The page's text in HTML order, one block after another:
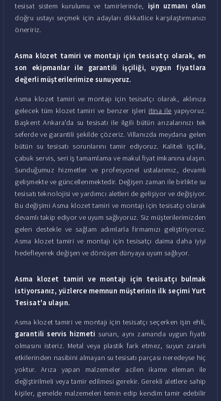
tesisat sistem kurulumu ve tamirlerinde, işin uzmanı olan
doğru ustayı seçmek için adayları dikkatlice karşılaştırmanızı
öneririz.
Asma klozet tamiri ve montajı için tesisatçı olarak, en
son ekipmanlar ile garantili işçiliği, uygun fiyatlara
değerli müşterilerimize sunuyoruz.
Asma klozet tamiri ve montajı için tesisatçı olarak, aklınıza
gelecek tüm klozet tamiri ve benzer işleri itina ile yapıyoruz.
Başkent Ankara'da su tesisatı ile ilgili bütün arızalarınızı tek
seferde ve garantili şekilde çözeriz. Villanızda meydana gelen
bütün su tesisatı sorunlarını tamir ediyoruz. Kaliteli işçilik,
çabuk servis, seri iş tamamlama ve makul fiyat imkanına ulaşın.
Sunduğumuz hizmetler ve profesyonel ustalarımız, devamlı
gelişmekte ve güncellenmektedir. Değişen zaman ile birlikte su
tesisatı teknolojisi ve yardımcı aletleri de gelişiyor ve değişiyor.
Bu değişimi Asma klozet tamiri ve montajı için tesisatçı olarak
devamlı takip ediyor ve uyum sağlıyoruz. Siz müşterilerimizden
gelen destekle ve sağlam adımlarla firmamızı geliştiriyoruz.
Asma klozet tamiri ve montajı için tesisatçı daima daha iyiyi
hedefleyerek değişen ve dönüşen dünyaya uyum sağlıyor.
Asma klozet tamiri ve montajı için tesisatçı bulmak
istiyorsanız, yüzlerce memnun müşterinin ilk seçimi Yurt
Tesisat'a ulaşın.
Asma klozet tamiri ve montajı için tesisatçı seçerken işin ehli,
garantili servis hizmeti sunan, aynı zamanda uygun fiyatlı
olmasını isteriz. Metal veya plastik fark etmez, suyun zararlı
etkilerinden nasibini almayan su tesisatı parçası neredeyse hiç
yoktur. Arıza yapan malzemeler acilen ikame eleman ile
değiştirilmeli veya tamir edilmesi gerekir. Gerekli aletlere sahip
kişiler, genelde malzemeleri temin edip kendim tamir edebilir